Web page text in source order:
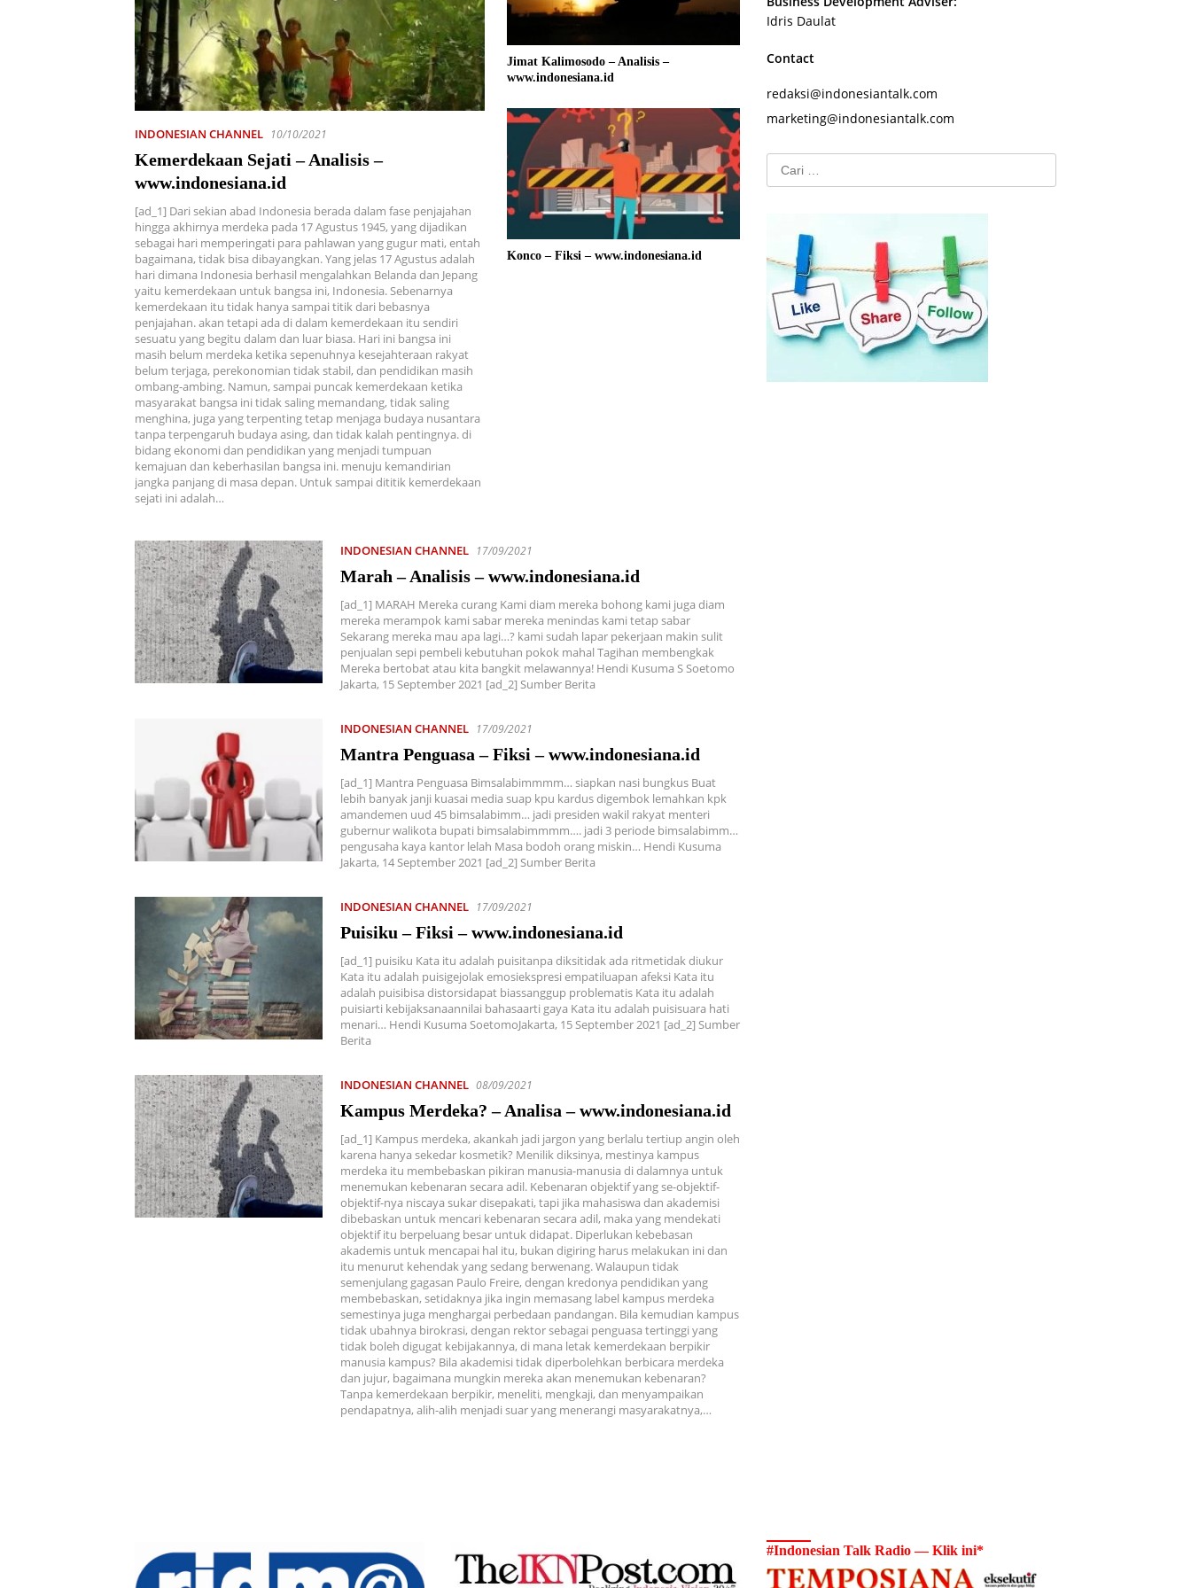
INDONESIAN CHANNEL 10/10/2021
Kemerdekaan Sejati – Analisis –
www.indonesiana.id
[ad_1] Dari sekian abad Indonesia berada dalam fase penjajahan
hingga akhirnya merdeka pada 17 Agustus 1945, yang dijadikan
sebagai hari memperingati para pahlawan yang gugur mati, entah
bagaimana, tidak bisa dibayangkan. Yang jelas 17 Agustus adalah
hari dimana Indonesia berhasil mengalahkan Belanda dan Jepang
yaitu kemerdekaan untuk bangsa ini, Indonesia. Sebenarnya
kemerdekaan itu tidak hanya sampai titik dari bebasnya
penjajahan. akan tetapi ada di dalam kemerdekaan itu sendiri
sesuatu yang begitu dalam dan luar biasa. Hari ini bangsa ini
masih belum merdeka ketika sepenuhnya kesejahteraan rakyat
belum terjaga, perekonomian tidak stabil, dan pendidikan masih
ombang-ambing. Namun, sampai puncak kemerdekaan ketika
masyarakat bangsa ini tidak saling memandang, tidak saling
menghina, juga yang terpenting tetap menjaga budaya nusantara
tanpa terpengaruh budaya asing, dan tidak kalah pentingnya. di
bidang ekonomi dan pendidikan yang menjadi tumpuan
kemajuan dan keberhasilan bangsa ini. menuju kemandirian
jangka panjang di masa depan. Untuk sampai dititik kemerdekaan
sejati ini adalah…
Jimat Kalimosodo – Analisis –
www.indonesiana.id
Konco – Fiksi – www.indonesiana.id
INDONESIAN CHANNEL 17/09/2021
Marah – Analisis – www.indonesiana.id
[ad_1] MARAH Mereka curang Kami diam mereka bohong kami juga diam
mereka merampok kami sabar mereka menindas kami tetap sabar
Sekarang mereka mau apa lagi…? kami sudah lapar pekerjaan makin sulit
penjualan sepi pembeli kebutuhan pokok mahal Tagihan membengkak
Mereka bertobat atau kita bangkit melawannya! Hendi Kusuma S Soetomo
Jakarta, 15 September 2021 [ad_2] Sumber Berita
INDONESIAN CHANNEL 17/09/2021
Mantra Penguasa – Fiksi – www.indonesiana.id
[ad_1] Mantra Penguasa Bimsalabimmmm… siapkan nasi bungkus Buat
lebih banyak janji kuasai media suap kpu kardus digembok lemahkan kpk
amandemen uud 45 bimsalabimm… jadi presiden wakil rakyat menteri
gubernur walikota bupati bimsalabimmmm…. jadi 3 periode bimsalabimm…
pengusaha kaya kantor lelah Masa bodoh orang miskin… Hendi Kusuma
Jakarta, 14 September 2021 [ad_2] Sumber Berita
INDONESIAN CHANNEL 17/09/2021
Puisiku – Fiksi – www.indonesiana.id
[ad_1] puisiku Kata itu adalah puisitanpa diksitidak ada ritmetidak diukur
Kata itu adalah puisigejolak emosiekspresi empatiluapan afeksi Kata itu
adalah puisibisa distorsidapat biassanggup problematis Kata itu adalah
puisiarti kebijaksanaannilai bahasaarti gaya Kata itu adalah puisisuara hati
menari… Hendi Kusuma SoetomoJakarta, 15 September 2021 [ad_2] Sumber
Berita
INDONESIAN CHANNEL 08/09/2021
Kampus Merdeka? – Analisa – www.indonesiana.id
[ad_1] Kampus merdeka, akankah jadi jargon yang berlalu tertiup angin oleh
karena hanya sekedar kosmetik? Menilik diksinya, mestinya kampus
merdeka itu membebaskan pikiran manusia-manusia di dalamnya untuk
menemukan kebenaran secara adil. Kebenaran objektif yang se-objektif-
objektif-nya niscaya sukar disepakati, tapi jika mahasiswa dan akademisi
dibebaskan untuk mencari kebenaran secara adil, maka yang mendekati
objektif itu berpeluang besar untuk didapat. Diperlukan kebebasan
akademis untuk mencapai hal itu, bukan digiring harus melakukan ini dan
itu menurut kehendak yang sedang berwenang. Walaupun tidak
semenjulang gagasan Paulo Freire, dengan kredonya pendidikan yang
membebaskan, setidaknya jika ingin memasang label kampus merdeka
semestinya juga menghargai perbedaan pandangan. Bila kemudian kampus
tidak ubahnya birokrasi, dengan rektor sebagai penguasa tertinggi yang
tidak boleh digugat kebijakannya, di mana letak kemerdekaan berpikir
manusia kampus? Bila akademisi tidak diperbolehkan berbicara merdeka
dan jujur, bagaimana mungkin mereka akan menemukan kebenaran?
Tanpa kemerdekaan berpikir, meneliti, mengkaji, dan menyampaikan
pendapatnya, alih-alih menjadi suar yang menerangi masyarakatnya,…
Idris Daulat
Contact
redaksi@indonesiantalk.com
marketing@indonesiantalk.com
Cari
untuk:
#Indonesian Talk Radio — Klik ini*